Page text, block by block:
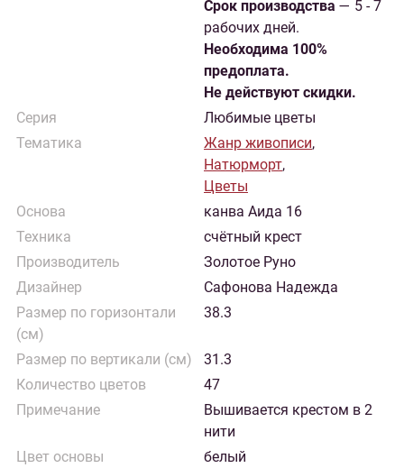
Cрок производства — 5 - 7
рабочих дней.
Необходима 100%
предоплата.
Не действуют скидки.
Серия
Любимые цветы
Тематика
Жанр живописи,
Натюрморт,
Цветы
Основа
канва Аида 16
Техника
счётный крест
Производитель
Золотое Руно
Дизайнер
Сафонова Надежда
Размер по горизонтали
(см)
38.3
Размер по вертикали (см)
31.3
Количество цветов
47
Примечание
Вышивается крестом в 2
нити
Цвет основы
белый